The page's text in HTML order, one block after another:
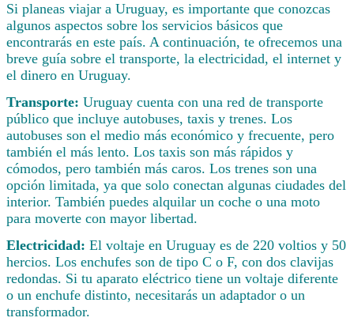
Si planeas viajar a Uruguay, es importante que conozcas
algunos aspectos sobre los servicios básicos que
encontrarás en este país. A continuación, te ofrecemos una
breve guía sobre el transporte, la electricidad, el internet y
el dinero en Uruguay.
Transporte: Uruguay cuenta con una red de transporte
público que incluye autobuses, taxis y trenes. Los
autobuses son el medio más económico y frecuente, pero
también el más lento. Los taxis son más rápidos y
cómodos, pero también más caros. Los trenes son una
opción limitada, ya que solo conectan algunas ciudades del
interior. También puedes alquilar un coche o una moto
para moverte con mayor libertad.
Electricidad: El voltaje en Uruguay es de 220 voltios y 50
hercios. Los enchufes son de tipo C o F, con dos clavijas
redondas. Si tu aparato eléctrico tiene un voltaje diferente
o un enchufe distinto, necesitarás un adaptador o un
transformador.